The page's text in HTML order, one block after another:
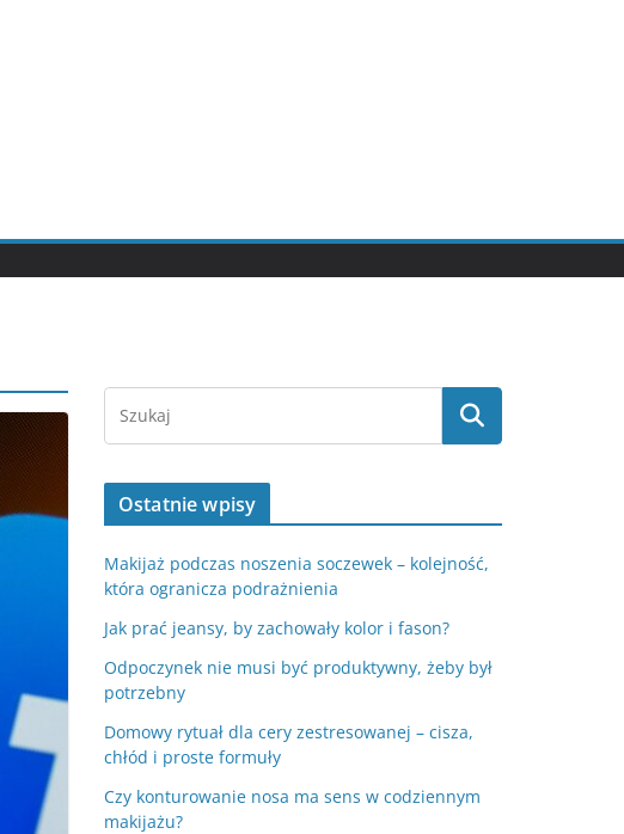
Ostatnie wpisy
Makijaż podczas noszenia soczewek – kolejność,
która ogranicza podrażnienia
Jak prać jeansy, by zachowały kolor i fason?
Odpoczynek nie musi być produktywny, żeby był
potrzebny
Domowy rytuał dla cery zestresowanej – cisza,
chłód i proste formuły
Czy konturowanie nosa ma sens w codziennym
makijażu?